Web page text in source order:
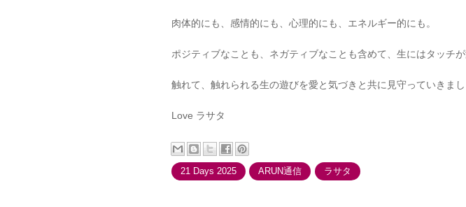
肉体的にも、感情的にも、心理的にも、エネルギー的にも。
ポジティブなことも、ネガティブなことも含めて、生にはタッチが
触れて、触れられる生の遊びを愛と気づきと共に見守っていきまし
Love ラサタ
21 Days 2025 ARUN通信 ラサタ